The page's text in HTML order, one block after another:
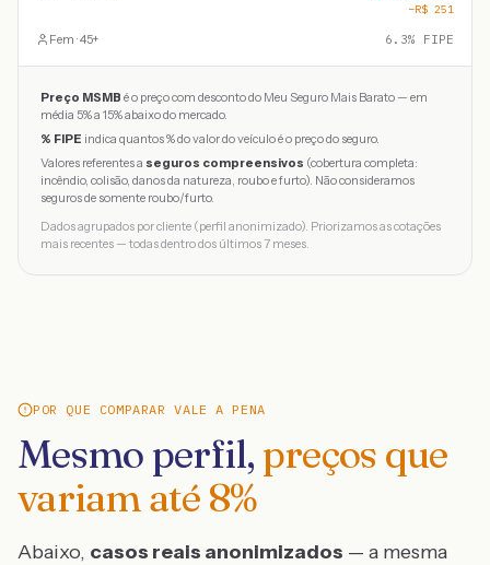
−R$ 251
Fem · 45+ 6.3% FIPE
Preço MSMB é o preço com desconto do Meu Seguro Mais Barato — em
média 5% a 15% abaixo do mercado.
% FIPE indica quantos % do valor do veículo é o preço do seguro.
Valores referentes a seguros compreensivos (cobertura completa:
incêndio, colisão, danos da natureza, roubo e furto). Não consideramos
seguros de somente roubo/furto.
Dados agrupados por cliente (perfil anonimizado). Priorizamos as cotações
mais recentes — todas dentro dos últimos 7 meses.
POR QUE COMPARAR VALE A PENA
Mesmo perfil, preços que
variam até 8%
Abaixo, casos reais anonimizados — a mesma